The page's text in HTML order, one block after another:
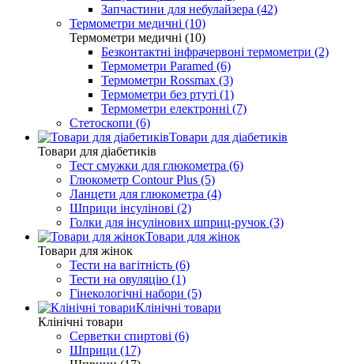
Запчастини для небулайзера (42)
Термометри медичні (10)
Термометри медичні (10)
Безконтактні інфрачервоні термометри (2)
Термометри Paramed (6)
Термометри Rossmax (3)
Термометри без ртуті (1)
Термометри електронні (7)
Стетоскопи (6)
Товари для діабетиків
Товари для діабетиків
Тест смужки для глюкометра (6)
Глюкометр Contour Plus (5)
Ланцети для глюкометра (4)
Шприци інсулінові (2)
Голки для інсулінових шприц-ручок (3)
Товари для жінок
Товари для жінок
Тести на вагітність (6)
Тести на овуляцію (1)
Гінекологічні набори (5)
Клінічні товари
Клінічні товари
Серветки спиртові (6)
Шприци (17)